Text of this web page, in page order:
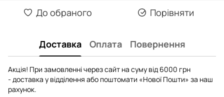
До обраного Порівняти
Доставка Оплата Повернення
Акція! При замовленні через сайт на суму від 6000 грн
- доставка у відділення або поштомати «Нової Пошти» за наш
рахунок.